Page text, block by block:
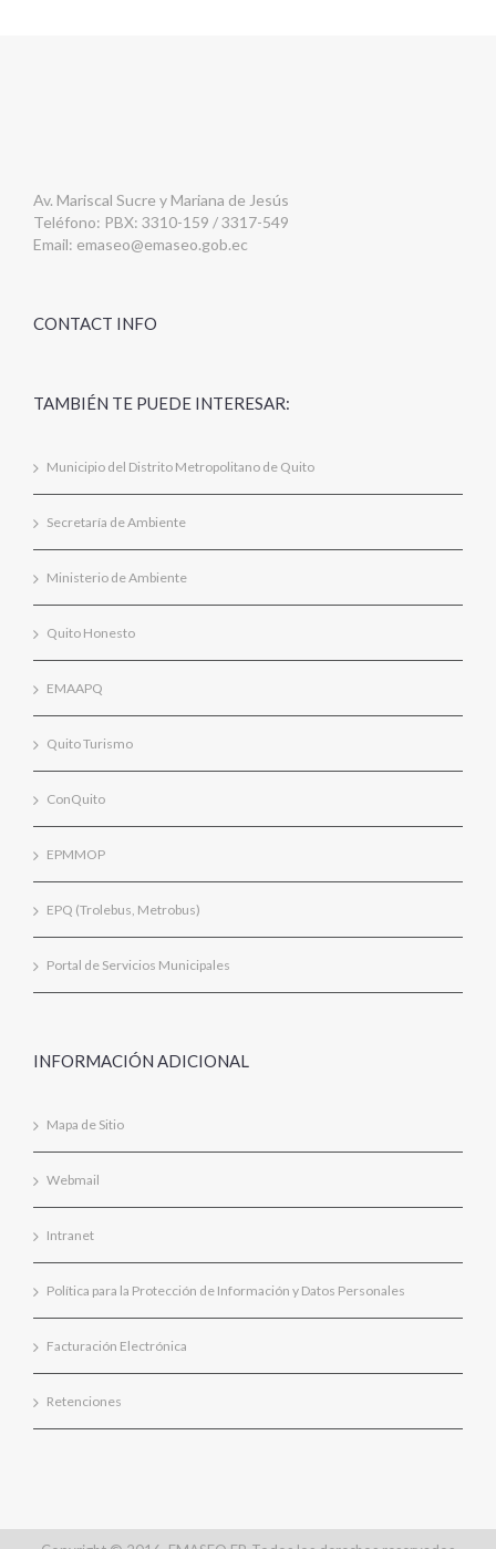
Av. Mariscal Sucre y Mariana de Jesús
Teléfono: PBX: 3310-159 / 3317-549
Email: emaseo@emaseo.gob.ec
CONTACT INFO
TAMBIÉN TE PUEDE INTERESAR:
Municipio del Distrito Metropolitano de Quito
Secretaría de Ambiente
Ministerio de Ambiente
Quito Honesto
EMAAPQ
Quito Turismo
ConQuito
EPMMOP
EPQ (Trolebus, Metrobus)
Portal de Servicios Municipales
INFORMACIÓN ADICIONAL
Mapa de Sitio
Webmail
Intranet
Política para la Protección de Información y Datos Personales
Facturación Electrónica
Retenciones